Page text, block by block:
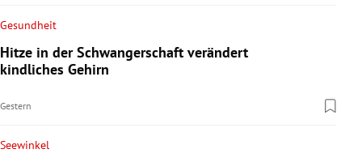
Gesundheit
Hitze in der Schwangerschaft verändert
kindliches Gehirn
Gestern
Seewinkel